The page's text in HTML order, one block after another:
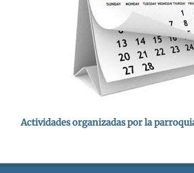
Actividades organizadas por la